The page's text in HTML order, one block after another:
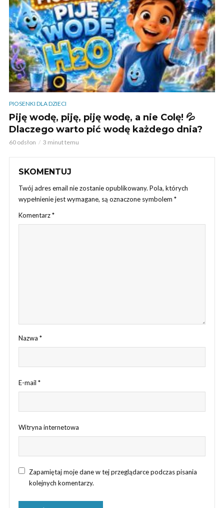
PIOSENKI DLA DZIECI
Piję wodę, piję, piję wodę, a nie Colę! 💦
Dlaczego warto pić wodę każdego dnia?
60 odsłon 3 minut temu
SKOMENTUJ
Twój adres email nie zostanie opublikowany. Pola, których
wypełnienie jest wymagane, są oznaczone symbolem *
Komentarz*
Nazwa *
E-mail *
Witryna internetowa
Zapamiętaj moje dane w tej przeglądarce podczas pisania
kolejnych komentarzy.